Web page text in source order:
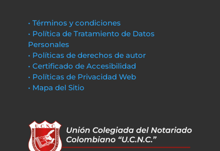
• Términos y condiciones
• Política de Tratamiento de Datos
Personales
• Políticas de derechos de autor
• Certificado de Accesibilidad
• Políticas de Privacidad Web
• Mapa del Sitio